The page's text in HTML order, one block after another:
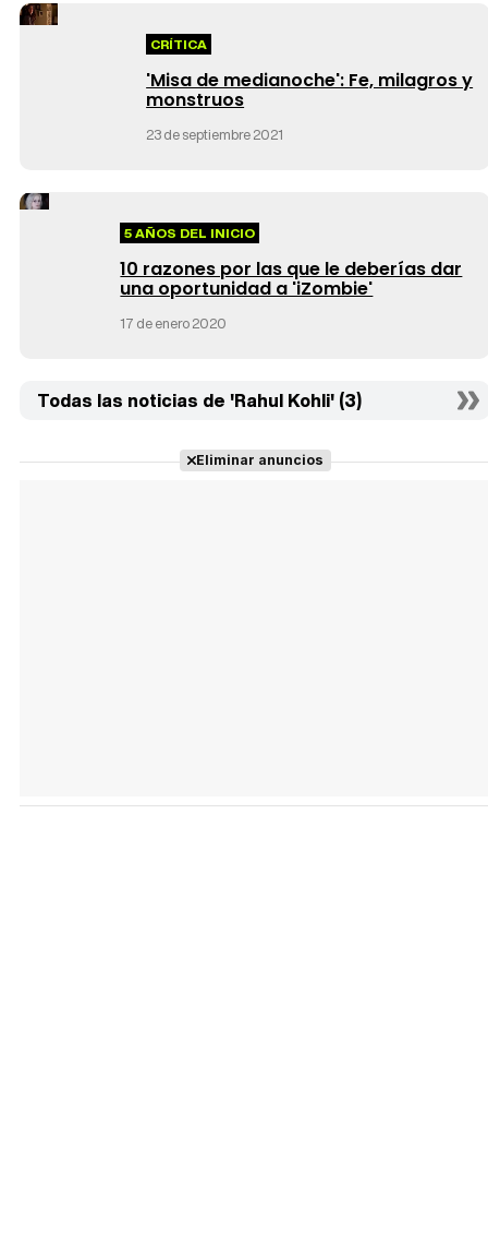
CRÍTICA
'Misa de medianoche': Fe, milagros y
monstruos
23 de septiembre 2021
5 AÑOS DEL INICIO
10 razones por las que le deberías dar
una oportunidad a 'iZombie'
17 de enero 2020
Todas las noticias de 'Rahul Kohli' (3)
Eliminar anuncios